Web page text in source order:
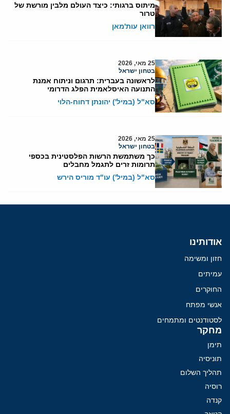
מיתוס ברגותי: כיצד העולם מלבין מורשת של
טרור
רוואן עות'מאן
25 מאי, 2026
בטחון ישראל
לראשונה בעברית: תרגום וניתוח אמנת
התנועה האיסלאמית הפלג הדרומי
סא"ל (במיל') יהונתן דחוח-הלוי
25 מאי, 2026
בטחון ישראל
כך משתמשת הרשות הפלסטינית בכספי
תרומות זרים לתגמל מחבלים
סא"ל (במיל') עו"ד מוריס הירש
אודותינו
חזון ומשימה
עמיתים
החוקרים
אנשי מפתח
לסטודנטים ומתמחים
מחקר
תימן
תוניסיה
תהליך השלום
רוסיה
קנדה